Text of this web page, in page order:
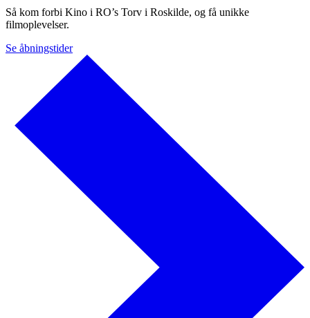
Så kom forbi Kino i RO’s Torv i Roskilde, og få unikke
filmoplevelser.
Se åbningstider